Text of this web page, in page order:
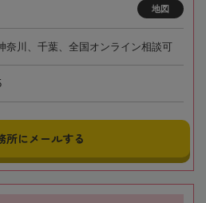
地図
奈川、千葉、全国オンライン相談可
所にメールする